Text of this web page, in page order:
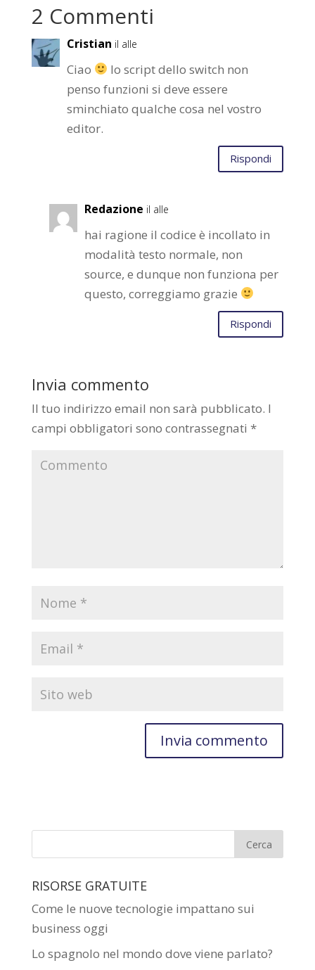
2 Commenti
Cristian il alle
Ciao
lo script dello switch non
penso funzioni si deve essere
sminchiato qualche cosa nel vostro
editor.
Rispondi
Redazione il alle
hai ragione il codice è incollato in
modalità testo normale, non
source, e dunque non funziona per
questo, correggiamo grazie
Rispondi
Invia commento
Il tuo indirizzo email non sarà pubblicato. I
campi obbligatori sono contrassegnati *
RISORSE GRATUITE
Come le nuove tecnologie impattano sui
business oggi
Lo spagnolo nel mondo dove viene parlato?